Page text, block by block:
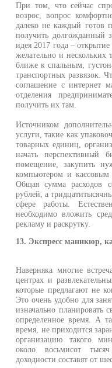
При том, что сейчас
возрос, вопрос
далеко не каждый готов
получить долгожданный
идея 2017 года –
желательно и нескольких
ближе к спальным,
транспортных развязок.
соглашение с интернет
отделения
получить их там.
Источником
услуги, такие как
товарных единиц,
начать перспективный
помещение, закупить
компьютером и кассовым
Общая сумма расходов
рублей, а
сфере работы.
необходимо вложить
рекламу и раскрутку.
13. Экспресс маникюр,
Наверняка многие
центрах и
которые предлагают не
Это очень удобно для
изначально планировать
определенное время. А
время, не приходится
организацию такого
около восьмисот
доходности составят от